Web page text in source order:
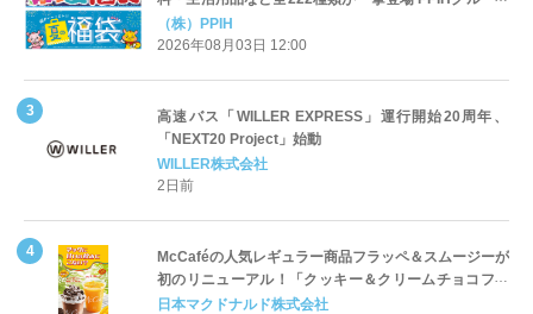
「夏福袋」＆セール 8月6日(木)より順次スタート
（株）PPIH
2026年08月03日 12:00
高速バス「WILLER EXPRESS」運行開始20周年、
「NEXT20 Project」始動
WILLER株式会社
2日前
McCaféの人気レギュラー商品フラッペ＆スムージーが
初のリニューアル！「クッキー＆クリームチョコフラ
ッペ」「マンゴースムージー」8月5日（水）から販売
日本マクドナルド株式会社